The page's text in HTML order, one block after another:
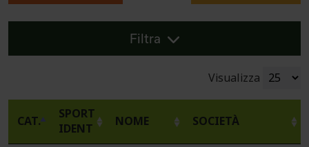
Filtra
Visualizza
CAT.
SPORT
IDENT
NOME SOCIETÀ